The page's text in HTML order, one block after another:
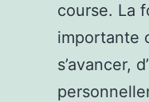
course. La
importante
s’avancer,